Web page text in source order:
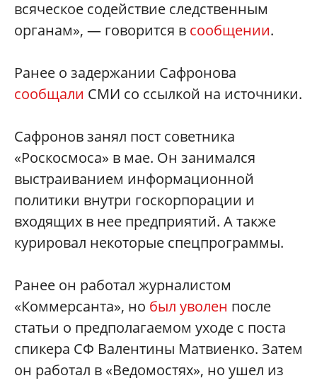
всяческое содействие следственным
органам», — говорится в сообщении.
Ранее о задержании Сафронова
сообщали СМИ со ссылкой на источники.
Сафронов занял пост советника
«Роскосмоса» в мае. Он занимался
выстраиванием информационной
политики внутри госкорпорации и
входящих в нее предприятий. А также
курировал некоторые спецпрограммы.
Ранее он работал журналистом
«Коммерсанта», но был уволен после
статьи о предполагаемом уходе с поста
спикера СФ Валентины Матвиенко. Затем
он работал в «Ведомостях», но ушел из